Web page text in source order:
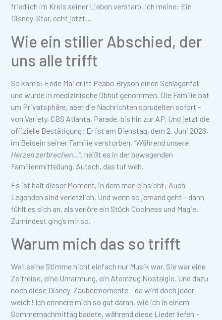
friedlich im Kreis seiner Lieben verstarb. Ich meine: Ein
Disney-Star, echt jetzt…
Wie ein stiller Abschied, der
uns alle trifft
So kam’s: Ende Mai erlitt Peabo Bryson einen Schlaganfall
und wurde in medizinische Obhut genommen. Die Familie bat
um Privatsphäre, aber die Nachrichten sprudelten sofort –
von Variety, CBS Atlanta, Parade, bis hin zur AP. Und jetzt die
offizielle Bestätigung: Er ist am Dienstag, dem 2. Juni 2026,
im Beisein seiner Familie verstorben. “Während unsere
Herzen zerbrechen…”, heißt es in der bewegenden
Familienmitteilung. Autsch, das tut weh.
Es ist halt dieser Moment, in dem man einsieht: Auch
Legenden sind verletzlich. Und wenn so jemand geht – dann
fühlt es sich an, als verlöre ein Stück Coolness und Magie.
Zumindest ging’s mir so.
Warum mich das so trifft
Weil seine Stimme nicht einfach nur Musik war. Sie war eine
Zeitreise, eine Umarmung, ein Atemzug Nostalgie. Und dazu
noch diese Disney-Zaubermomente – da wird doch jeder
weich! Ich erinnere mich so gut daran, wie ich in einem
Sommernachmittag badete, während diese Lieder liefen –